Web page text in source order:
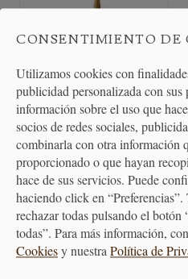
Cucharón para servir acero
inoxidable -...
31,00 €
CONSENTIMIENTO DE
Utilizamos cookies con
publicidad personalizada con
información sobre el uso que
socios de redes sociales,
combinarla con otra información
proporcionado o que hayan
hace de sus servicios. Puede
haciendo click en
rechazar todas pulsando el botón
todas”. Para más información,
Cookiesy nuestraPolítica de